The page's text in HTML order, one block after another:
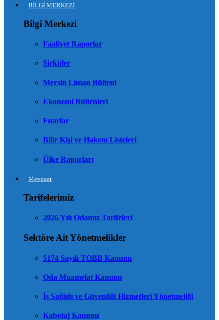
BİLGİ MERKEZİ
Bilgi Merkezi
Faaliyet Raporlar
Sirküler
Mersin Liman Bülteni
Ekonomi Bültenleri
Fuarlar
Bilir Kişi ve Hakem Listeleri
Ülke Raporları
Mevzuat
Tarifelerimiz
2026 Yılı Odamız Tarifeleri
Sektöre Ait Yönetmelikler
5174 Sayılı TOBB Kanunu
Oda Muamelat Kanunu
İş Sağlığı ve Güvenliği Hizmetleri Yönetmeliği
Kabotaj Kanunu